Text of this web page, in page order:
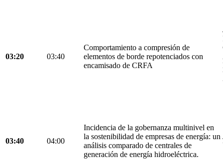
03:20 03:40
Comportamiento a compresión de
elementos de borde repotenciados con
encamisado de CRFA
03:40 04:00
Incidencia de la gobernanza multinivel en
la sostenibilidad de empresas de energía: un
análisis comparado de centrales de
generación de energía hidroeléctrica.